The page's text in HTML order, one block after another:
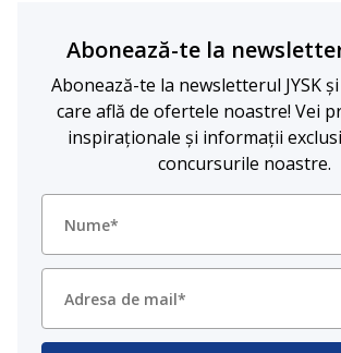
Abonează-te la
Abonează-te la newsletterul JYSK
care află de ofertele noastre! Vei
inspiraționale și informații
concursurile noastre.